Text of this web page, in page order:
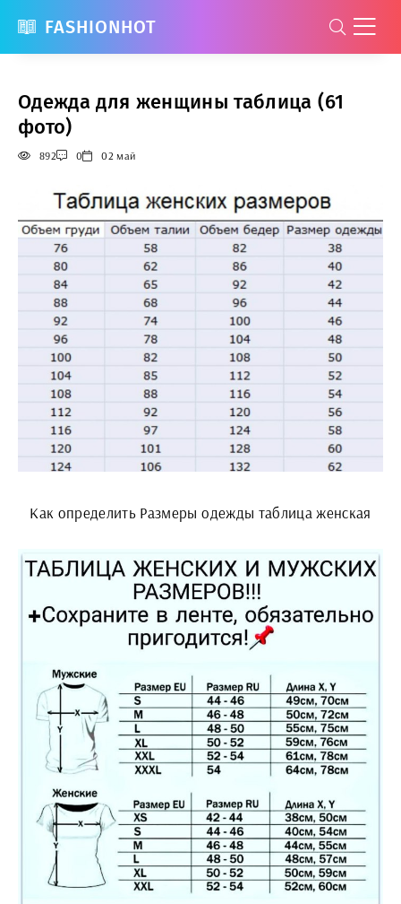
FASHIONHOT
Одежда для женщины таблица (61
фото)
892 0 02 май
Как определить Размеры одежды таблица женская